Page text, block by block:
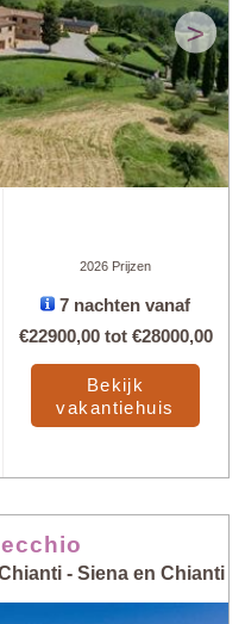
>
2026 Prijzen
7 nachten vanaf
€22900,00tot €28000,00
Bekijk
vakantiehuis
- Siena en Chianti